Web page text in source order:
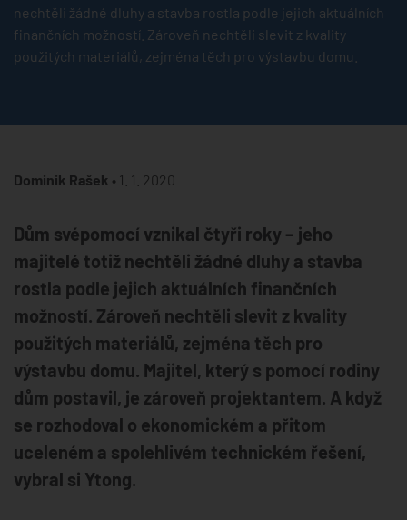
nechtěli žádné dluhy a stavba rostla podle jejich aktuálních
finančních možností. Zároveň nechtěli slevit z kvality
použitých materiálů, zejména těch pro výstavbu domu.
Dominik Rašek • 1. 1. 2020
Dům svépomocí vznikal čtyři roky – jeho
majitelé totiž nechtěli žádné dluhy a stavba
rostla podle jejich aktuálních finančních
možností. Zároveň nechtěli slevit z kvality
použitých materiálů, zejména těch pro
výstavbu domu. Majitel, který s pomocí rodiny
dům postavil, je zároveň projektantem. A když
se rozhodoval o ekonomickém a přitom
uceleném a spolehlivém technickém řešení,
vybral si Ytong.